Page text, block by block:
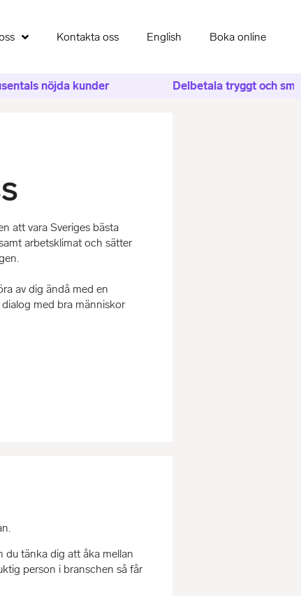
Kontakta oss English Boka online
nöjda kunder Delbetala tryggt och
att vara Sveriges bästa
arbetsklimat och sätter
av dig ändå med en
med bra människor
du tänka dig att åka mellan
person i branschen så får